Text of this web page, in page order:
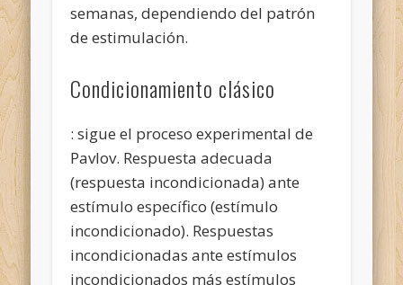
semanas, dependiendo del patrón
de estimulación.
Condicionamiento clásico
: sigue el proceso experimental de
Pavlov. Respuesta adecuada
(respuesta incondicionada) ante
estímulo específico (estímulo
incondicionado). Respuestas
incondicionadas ante estímulos
incondicionados más estímulos